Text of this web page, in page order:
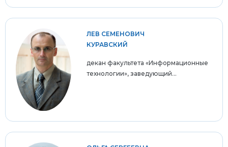
ЛЕВ СЕМЕНОВИЧ
КУРАВСКИЙ
декан факультета «Информационные
технологии», заведующий...